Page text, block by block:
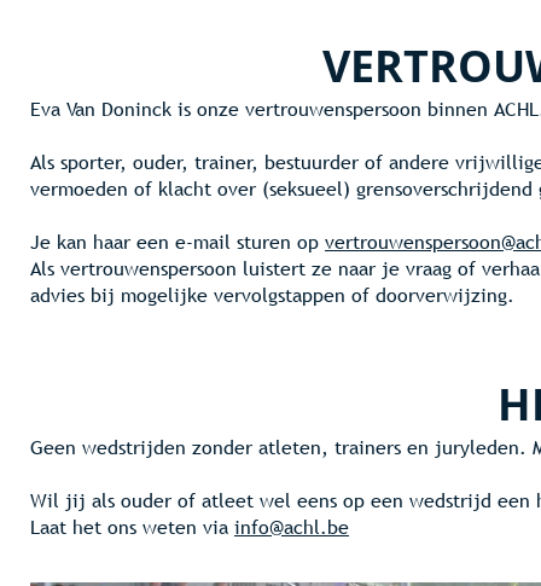
Eva Van Doninck is onze vertrouwenspersoon binnen
Als sporter, ouder, trainer, bestuurder of andere
vermoeden of klacht over (seksueel) grensoverschrijdend
Je kan haar een e-mail sturen op
Als vertrouwenspersoon luistert ze naar je vraag of
advies bij mogelijke vervolgstappen of doorverwijzing.
Geen wedstrijden zonder atleten, trainers en juryleden.
Wil jij als ouder of atleet wel eens op een wedstrijd een
Laat het ons weten via info@achl.be